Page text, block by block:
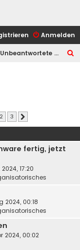
Anmelden
Unbeantwortete Themen
2 3
fertig, jetzt
17:20
2024, 00:18
2024, 00:02